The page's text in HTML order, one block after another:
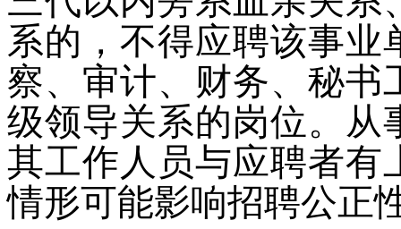
系的，不得应聘该事
察、审计、财务、秘书
级领导关系的岗位。从
其工作人员与应聘者有
情形可能影响招聘公正